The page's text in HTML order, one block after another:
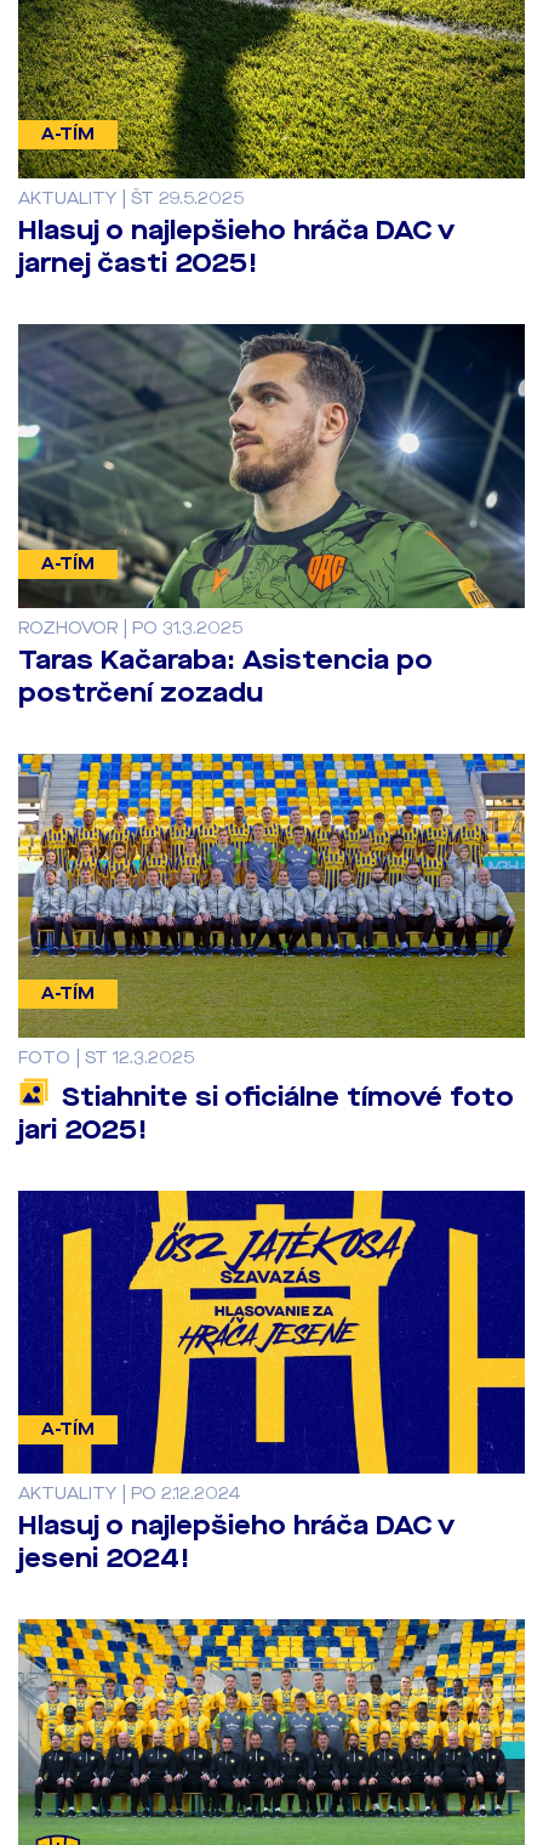
A-TÍM
AKTUALITY | ŠT 29.5.2025
Hlasuj o najlepšieho hráča DAC v
jarnej časti 2025!
A-TÍM
ROZHOVOR | PO 31.3.2025
Taras Kačaraba: Asistencia po
postrčení zozadu
A-TÍM
FOTO | ST 12.3.2025
Stiahnite si oficiálne tímové foto
jari 2025!
A-TÍM
AKTUALITY | PO 2.12.2024
Hlasuj o najlepšieho hráča DAC v
jeseni 2024!